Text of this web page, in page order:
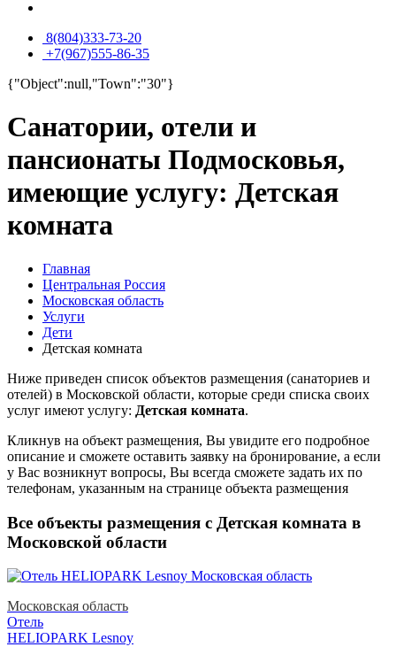
8(804)333-73-20
+7(967)555-86-35
{"Object":null,"Town":"30"}
Санатории, отели и
пансионаты Подмосковья,
имеющие услугу: Детская
комната
Главная
Центральная Россия
Московская область
Услуги
Дети
Детская комната
Ниже приведен список объектов размещения (санаториев и
отелей) в Московской области, которые среди списка своих
услуг имеют услугу: Детская комната.
Кликнув на объект размещения, Вы увидите его подробное
описание и сможете оставить заявку на бронирование, а если
у Вас возникнут вопросы, Вы всегда сможете задать их по
телефонам, указанным на странице объекта размещения
Все объекты размещения с Детская комната в
Московской области
Московская область
Отель
HELIOPARK Lesnoy